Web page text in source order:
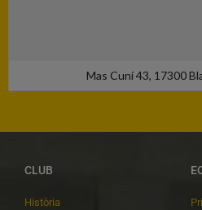
Mas Cuní 43, 17300
CLUB
Història